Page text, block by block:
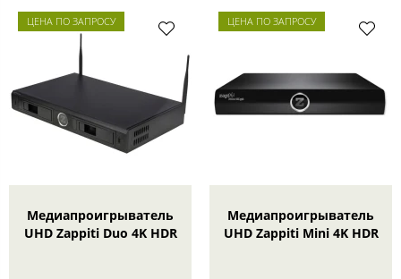
ЦЕНА ПО ЗАПРОСУ
Медиапроигрыватель
UHD Zappiti Duo 4K HDR
ЦЕНА ПО ЗАПРОСУ
Медиапроигрыватель
UHD Zappiti Mini 4K HDR